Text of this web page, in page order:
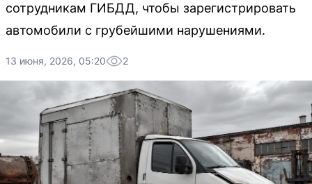
сотрудникам ГИБДД, чтобы зарегистрировать
автомобили с грубейшими нарушениями.
13 июня, 2026, 05:20 2